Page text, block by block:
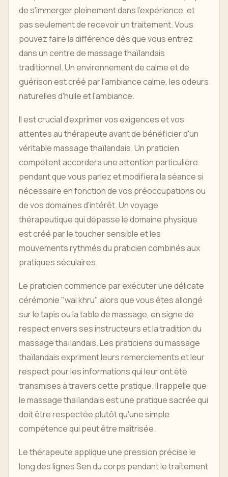
de s'immerger pleinement dans l'expérience, et
pas seulement de recevoir un traitement. Vous
pouvez faire la différence dès que vous entrez
dans un centre de massage thaïlandais
traditionnel. Un environnement de calme et de
guérison est créé par l'ambiance calme, les odeurs
naturelles d'huile et l'ambiance.
Il est crucial d'exprimer vos exigences et vos
attentes au thérapeute avant de bénéficier d'un
véritable massage thaïlandais. Un praticien
compétent accordera une attention particulière
pendant que vous parlez et modifiera la séance si
nécessaire en fonction de vos préoccupations ou
de vos domaines d'intérêt. Un voyage
thérapeutique qui dépasse le domaine physique
est créé par le toucher sensible et les
mouvements rythmés du praticien combinés aux
pratiques séculaires.
Le praticien commence par exécuter une délicate
cérémonie "wai khru" alors que vous êtes allongé
sur le tapis ou la table de massage, en signe de
respect envers ses instructeurs et la tradition du
massage thaïlandais. Les praticiens du massage
thaïlandais expriment leurs remerciements et leur
respect pour les informations qui leur ont été
transmises à travers cette pratique. Il rappelle que
le massage thaïlandais est une pratique sacrée qui
doit être respectée plutôt qu'une simple
compétence qui peut être maîtrisée.
Le thérapeute applique une pression précise le
long des lignes Sen du corps pendant le traitement